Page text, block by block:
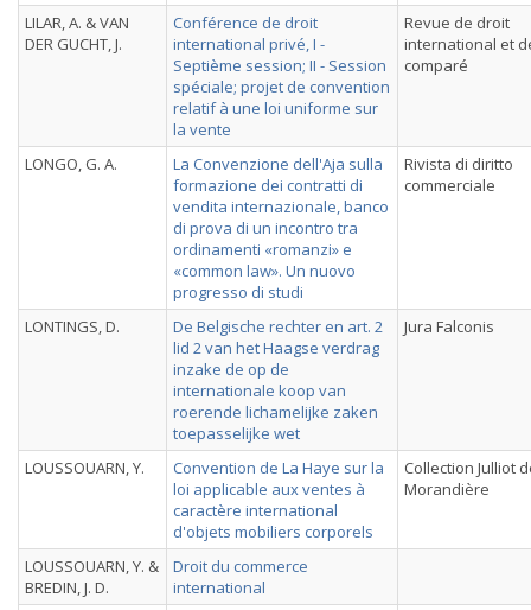
LILAR, A. & VAN
DER GUCHT, J.
Conférence de droit
international privé, I -
Septième session; II - Session
spéciale; projet de convention
relatif à une loi uniforme sur
la vente
Revue de droit
international et
comparé
LONGO, G. A.
La Convenzione dell'Aja sulla
formazione dei contratti di
vendita internazionale, banco
di prova di un incontro tra
ordinamenti «romanzi» e
«common law». Un nuovo
progresso di studi
Rivista di diritto
commerciale
LONTINGS, D.
De Belgische rechter en art. 2
lid 2 van het Haagse verdrag
inzake de op de
internationale koop van
roerende lichamelijke zaken
toepasselijke wet
Jura Falconis
LOUSSOUARN, Y.
Convention de La Haye sur la
loi applicable aux ventes à
caractère international
d'objets mobiliers corporels
Collection Julliot
Morandière
LOUSSOUARN, Y. &
BREDIN, J. D.
Droit du commerce
international